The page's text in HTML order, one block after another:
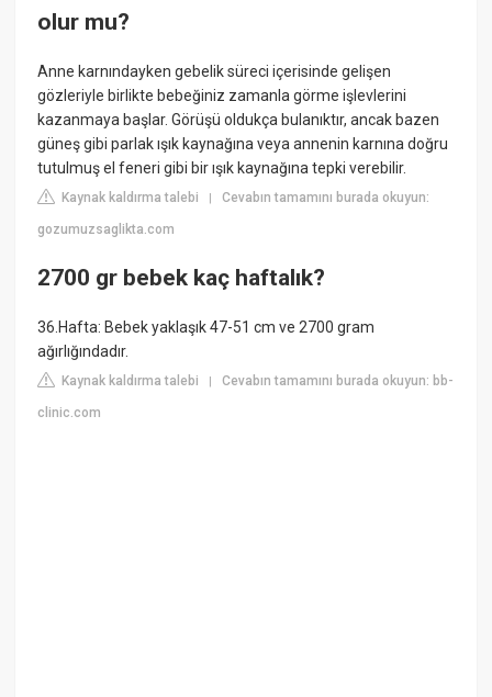
olur mu?
Anne karnındayken gebelik süreci içerisinde gelişen
gözleriyle birlikte bebeğiniz zamanla görme işlevlerini
kazanmaya başlar. Görüşü oldukça bulanıktır, ancak bazen
güneş gibi parlak ışık kaynağına veya annenin karnına doğru
tutulmuş el feneri gibi bir ışık kaynağına tepki verebilir.
Kaynak kaldırma talebi |Cevabın tamamını burada okuyun:
gozumuzsaglikta.com
2700 gr bebek kaç haftalık?
36.Hafta: Bebek yaklaşık 47-51 cm ve 2700 gram
ağırlığındadır.
Kaynak kaldırma talebi |Cevabın tamamını burada okuyun: bb-
clinic.com